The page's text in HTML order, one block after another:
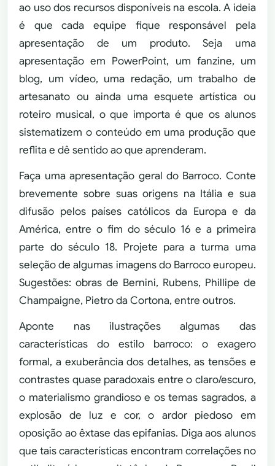
ao uso dos recursos disponíveis na escola. A ideia
é que cada equipe fique responsável pela
apresentação de um produto. Seja uma
apresentação em PowerPoint, um fanzine, um
blog, um vídeo, uma redação, um trabalho de
artesanato ou ainda uma esquete artística ou
roteiro musical, o que importa é que os alunos
sistematizem o conteúdo em uma produção que
reflita e dê sentido ao que aprenderam.
Faça uma apresentação geral do Barroco. Conte
brevemente sobre suas origens na Itália e sua
difusão pelos países católicos da Europa e da
América, entre o fim do século 16 e a primeira
parte do século 18. Projete para a turma uma
seleção de algumas imagens do Barroco europeu.
Sugestões: obras de Bernini, Rubens, Phillipe de
Champaigne, Pietro da Cortona, entre outros.
Aponte nas ilustrações algumas das
características do estilo barroco: o exagero
formal, a exuberância dos detalhes, as tensões e
contrastes quase paradoxais entre o claro/escuro,
o materialismo grandioso e os temas sagrados, a
explosão de luz e cor, o ardor piedoso em
oposição ao êxtase das epifanias. Diga aos alunos
que tais características encontram correlações no